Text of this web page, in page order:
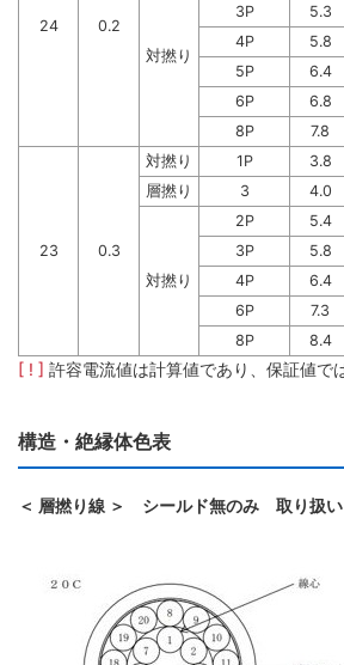
24 0.2
対撚り
3P
5.3
4P
5.8
5P
6.4
6P
6.8
8P
7.8
23 0.3
対撚り 1P 3.8
層撚り 3 4.0
対撚り
2P 5.4
3P
5.8
4P
6.4
6P
7.3
8P
8.4
[ ! ] 許容電流値は計算値であり、保証値で
構造・絶縁体色表
＜ 層撚り線 ＞ シールド無のみ 取り扱い